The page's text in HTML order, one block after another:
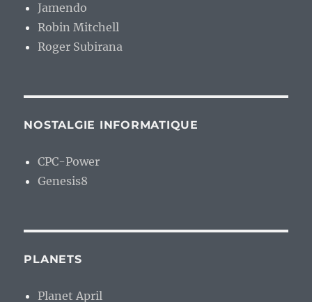
Jamendo
Robin Mitchell
Roger Subirana
NOSTALGIE INFORMATIQUE
CPC-Power
Genesis8
PLANETS
Planet April